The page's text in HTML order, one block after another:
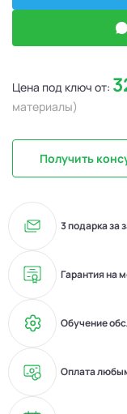
Цена под ключ от:
материалы)
Получить
3 подарка за
Гарантия на
Обучение
Оплата